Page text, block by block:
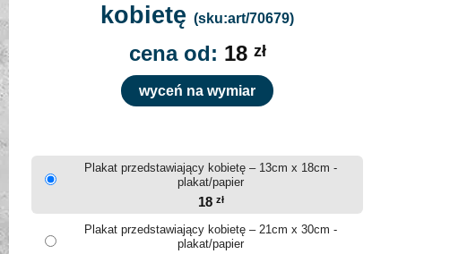
kobietę (sku:art/70679)
cena od: 18 zł
wyceń na wymiar
Plakat przedstawiający kobietę – 13cm x 18cm -
plakat/papier
18 zł
Plakat przedstawiający kobietę – 21cm x 30cm -
plakat/papier